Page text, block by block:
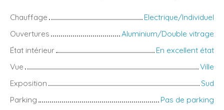
Chauffage
Electrique/Individuel
Ouvertures
Aluminium/Double vitrage
État intérieur
En excellent état
Vue
Ville
Exposition
Sud
Parking
Pas de parking